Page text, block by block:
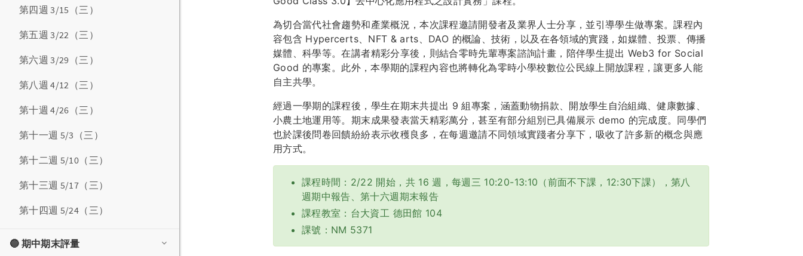
第四週 3/15（三）
第五週 3/22（三）
第六週 3/29（三）
第八週 4/12（三）
第十週 4/26（三）
第十一週 5/3（三）
第十二週 5/10（三）
第十三週 5/17（三）
第十四週 5/24（三）
🔵 期中期末評量